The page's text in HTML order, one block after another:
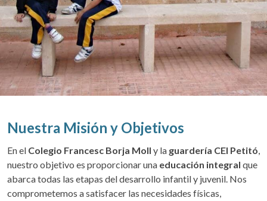
Nuestra Misión y Objetivos
En el Colegio Francesc Borja Moll y la guardería CEI Petitó,
nuestro objetivo es proporcionar una educación integral que
abarca todas las etapas del desarrollo infantil y juvenil. Nos
comprometemos a satisfacer las necesidades físicas,